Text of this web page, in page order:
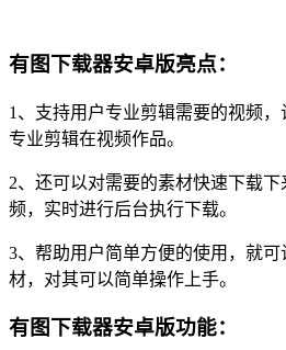
有图下载器安卓版亮点：
1、支持用户专业剪辑需要的视频，
专业剪辑在视频作品。
2、还可以对需要的素材快速下载
频，实时进行后台执行下载。
3、帮助用户简单方便的使用，就
材，对其可以简单操作上手。
有图下载器安卓版功能：